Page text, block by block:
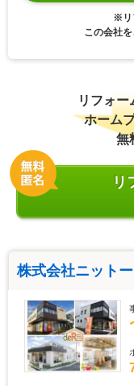
※リ
この会社
リフォー
ホーム
無
リ
株式会社ニットー